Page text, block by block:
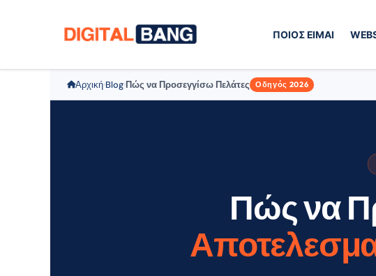
ΠΟΙΟΣ ΕΙΜΑΙ
Αρχική›Blog›Πώς να Προσεγγίσω Πελάτες Οδηγός 2026
Πώς να